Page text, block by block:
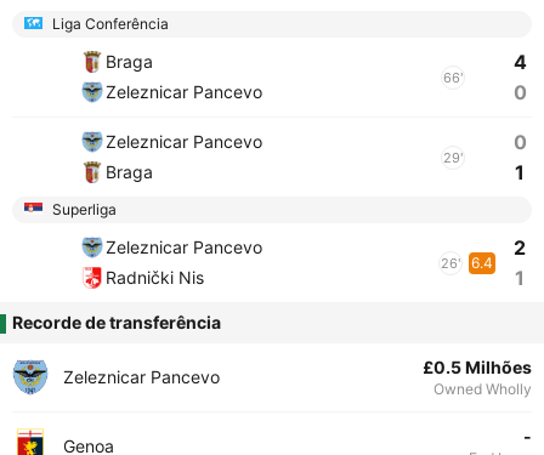
Liga Conferência
Braga
Zeleznicar Pancevo
66'
4
0
Zeleznicar Pancevo
Braga
29'
0
1
Superliga
Zeleznicar Pancevo
Radnički Nis
26' 6.4
2
1
Recorde de transferência
Zeleznicar Pancevo £0.5 Milhões
Owned Wholly
Genoa -